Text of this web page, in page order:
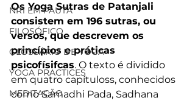
NR1 EM PAUTA
FILOSÓFICO
GLOSSÁRIO DE YOGA
YOGA PRACTICES
MEDITAÇÃO
Os Yoga Sutras de Patanjali
consistem em 196 sutras, ou
versos, que descrevem os
princípios e práticas
psicofísifcas. O texto é dividido
em quatro capítuloss, conhecidos
como Samadhi Pada, Sadhana